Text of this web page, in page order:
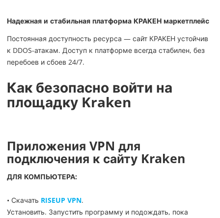
Надежная и стабильная платформа КРАКЕН маркетплейс
Постоянная доступность ресурса — сайт КРАКЕН устойчив
к DDOS-атакам. Доступ к платформе всегда стабилен, без
перебоев и сбоев 24/7.
Как безопасно войти на
площадку Kraken
Приложения VPN для
подключения к сайту Kraken
ДЛЯ КОМПЬЮТЕРА:
• Скачать RISEUP VPN.
Установить. Запустить программу и подождать, пока